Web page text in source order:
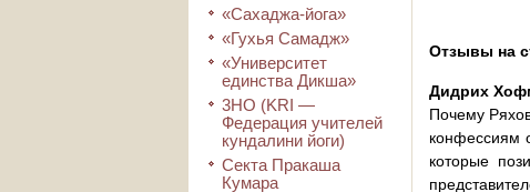
«Сахаджа-йога»
«Гухья Самадж»
«Университет
единства Дикша»
3HO (KRI ―
Федерация учителей
кундалини йоги)
Секта Пракаша
Кумара
Отзывы на
Дидрих
Почему
конфессиям
которые